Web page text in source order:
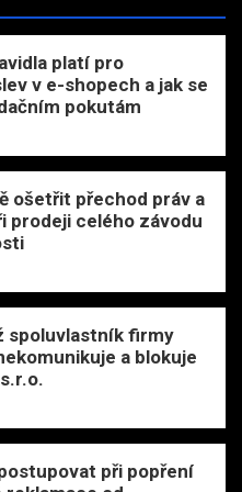
platí pro
v e-shopech a jak se
pokutám
ošetřit přechod práv a
prodeji celého závodu
spoluvlastník firmy
a blokuje
při popření